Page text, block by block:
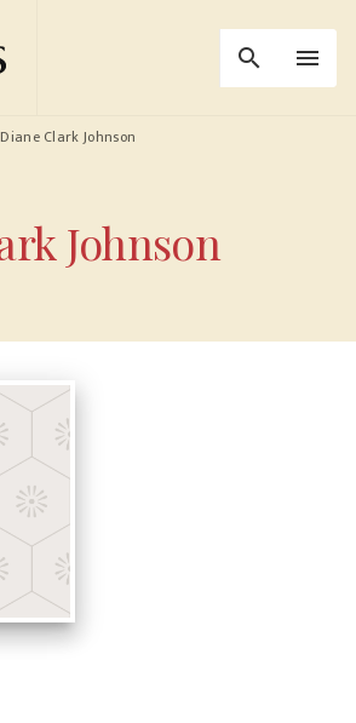
search menu
Diane Clark Johnson
Johnson